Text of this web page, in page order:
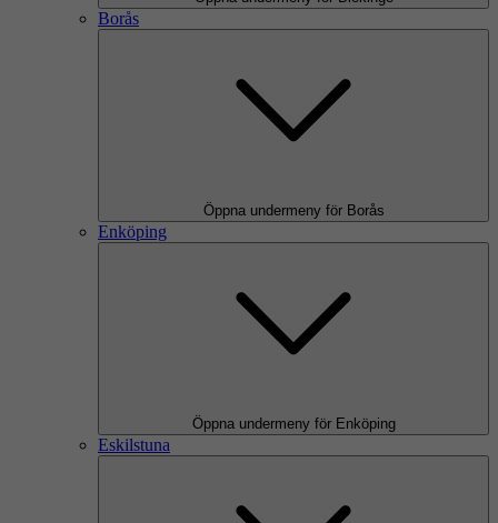
Borås
Öppna undermeny för Borås
Enköping
Öppna undermeny för Enköping
Eskilstuna